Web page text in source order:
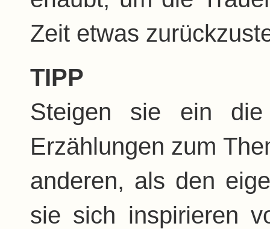
Zeit etwas
TIPP
Steigen sie ein die
Erzählungen zum
anderen, als den
sie sich inspirieren